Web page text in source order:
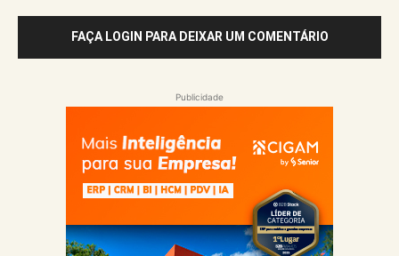
FAÇA LOGIN PARA DEIXAR UM COMENTÁRIO
Publicidade